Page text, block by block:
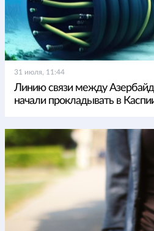
31 июля, 11:44
Линию связи между
начали прокладывать в